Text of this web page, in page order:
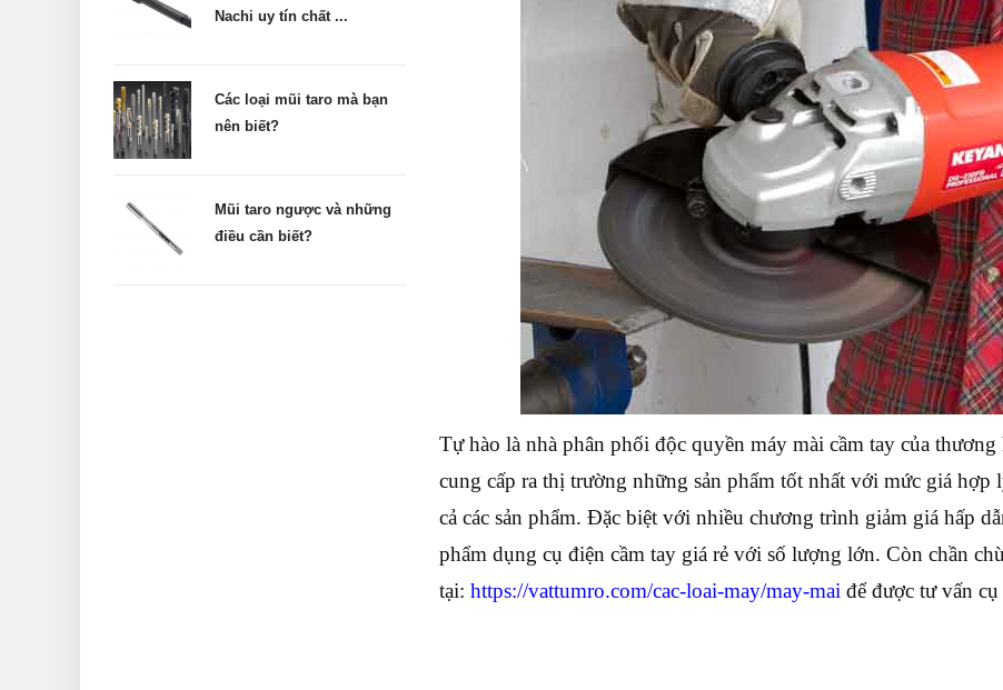
Tự hào là nhà phân phối độc quyền máy mài cầm tay của
cung cấp ra thị trường những sản phẩm tốt nhất với mức giá hợp
cả các sản phẩm. Đặc biệt với nhiều chương trình giảm giá hấp
phẩm dụng cụ điện cầm tay giá rẻ với số lượng lớn. Còn chần
tại: https://vattumro.com/cac-loai-may/may-mai để được tư vấn cụ
Nachi uy tín chất ...
Các loại mũi taro mà bạn
nên biết?
Mũi taro ngược và những
điều cần biết?